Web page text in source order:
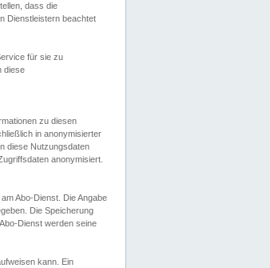
dass die
Dienstleistern beachtet
für sie zu
diese
zu diesen
in anonymisierter
diese Nutzungsdaten
anonymisiert.
Abo-Dienst. Die Angabe
Die Speicherung
Dienst werden seine
kann. Ein